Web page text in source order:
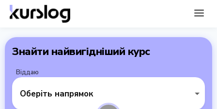
Знайти найвигідніший курс
Віддаю
Оберіть напрямок